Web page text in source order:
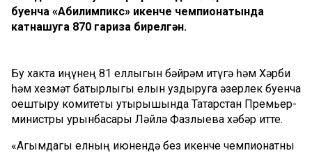
буенча «Абилимпикс» икенче чемпионатында
катнашуга 870 гариза бирелгән.
Бу хакта Җиңүнең 81 еллыгын бәйрәм итүгә һәм Хәрби
һәм хезмәт батырлыгы елын уздыруга әзерлек буенча
оештыру комитеты утырышында Татарстан Премьер-
министры урынбасары Ләйлә Фазлыева хәбәр итте.
«Агымдагы елның июнендә без икенче чемпионатны